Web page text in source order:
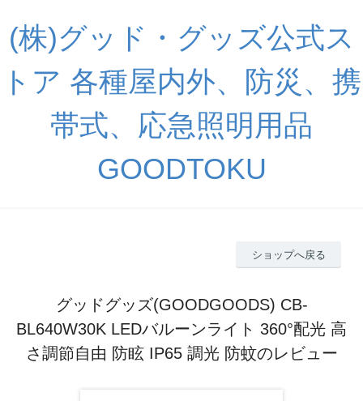
(株)グッド・グッズ公式ス
トア 各種屋内外、防災、携
帯式、応急照明用品
GOODTOKU
ショップへ戻る
グッドグッズ(GOODGOODS) CB-
BL640W30K LEDバルーンライト 360°配光 高
さ調節自由 防眩 IP65 調光 防蚊のレビュー